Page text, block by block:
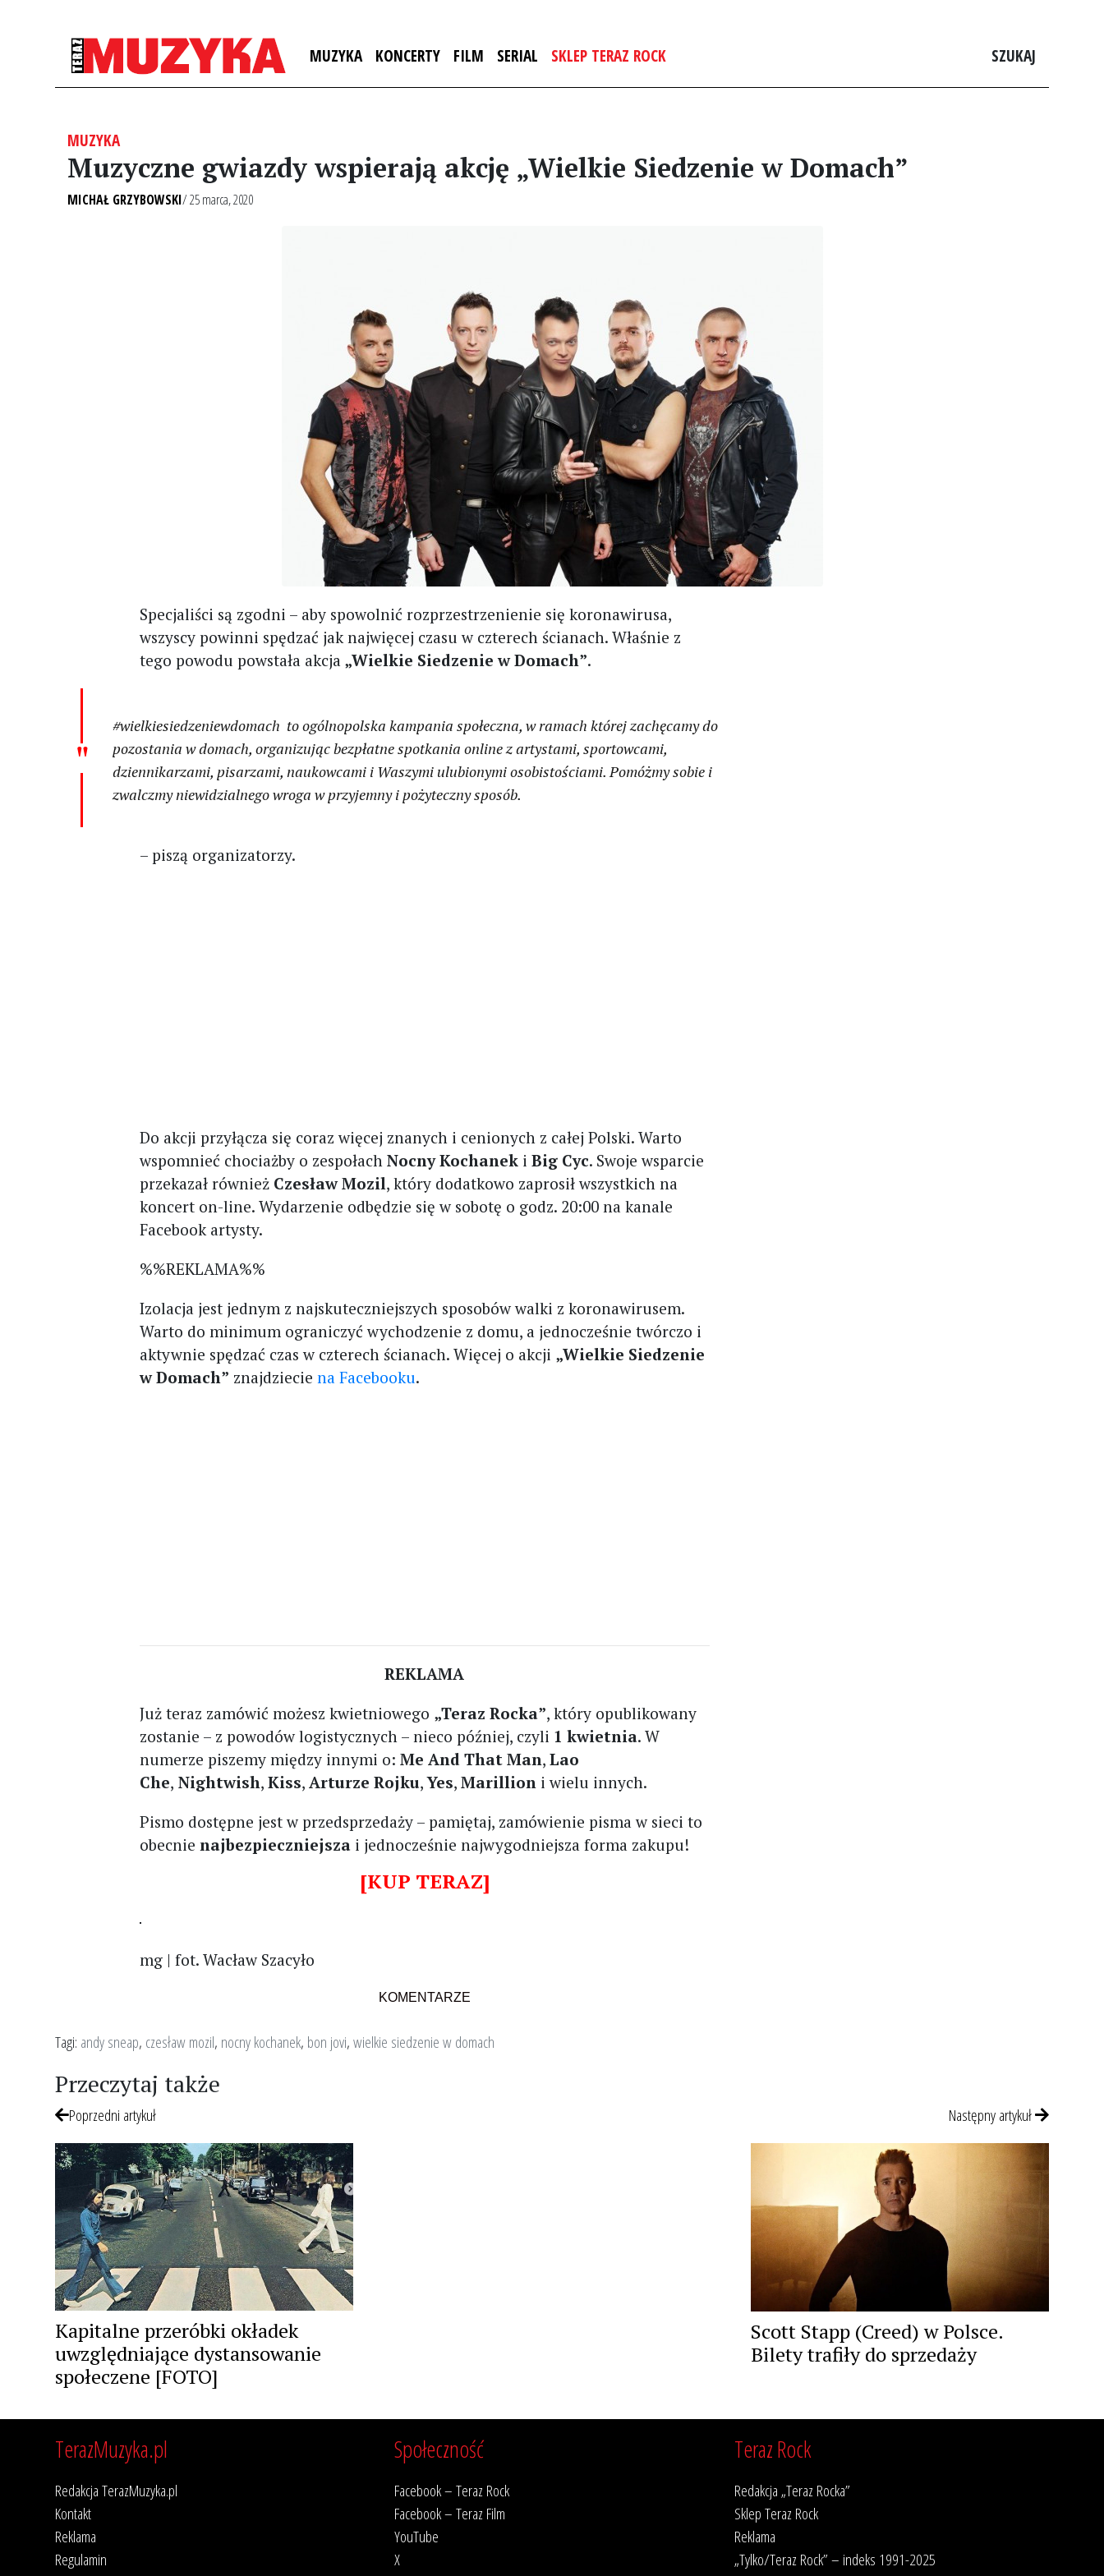
MUZYKA KONCERTY FILM SERIAL SKLEP TERAZ ROCK SZUKAJ
MUZYKA
Muzyczne gwiazdy wspierają akcję „Wielkie Siedzenie w Domach”
MICHAŁ GRZYBOWSKI/ 25 marca, 2020
Specjaliści są zgodni – aby spowolnić rozprzestrzenienie się koronawirusa,
wszyscy powinni spędzać jak najwięcej czasu w czterech ścianach. Właśnie z
tego powodu powstała akcja „Wielkie Siedzenie w Domach”.
#wielkiesiedzeniewdomach to ogólnopolska kampania społeczna, w ramach której zachęcamy do
pozostania w domach, organizując bezpłatne spotkania online z artystami, sportowcami,
dziennikarzami, pisarzami, naukowcami i Waszymi ulubionymi osobistościami. Pomóżmy sobie i
zwalczmy niewidzialnego wroga w przyjemny i pożyteczny sposób.
– piszą organizatorzy.
Do akcji przyłącza się coraz więcej znanych i cenionych z całej Polski. Warto
wspomnieć chociażby o zespołachNocny Kochanek iBig Cyc. Swoje wsparcie
przekazał również Czesław Mozil, który dodatkowo zaprosił wszystkich na
koncert on-line. Wydarzenie odbędzie się w sobotę o godz. 20:00 na kanale
Facebook artysty.
%%REKLAMA%%
Izolacja jest jednym z najskuteczniejszych sposobów walki z koronawirusem.
Warto do minimum ograniczyć wychodzenie z domu, a jednocześnie twórczo i
aktywnie spędzać czas w czterech ścianach. Więcej o akcji „Wielkie Siedzenie
w Domach” znajdzieciena Facebooku.
REKLAMA
Już teraz zamówić możesz kwietniowego „Teraz Rocka”, który opublikowany
zostanie – z powodów logistycznych – nieco później, czyli 1 kwietnia. W
numerze piszemy między innymi o:Me And That Man,Lao
Che, Nightwish,Kiss,Arturze Rojku,Yes,Marillion i wielu innych.
Pismo dostępne jest w przedsprzedaży – pamiętaj, zamówienie pisma w sieci to
obecnienajbezpieczniejsza i jednocześnie najwygodniejsza forma zakupu!
[KUP TERAZ]
mg | fot. Wacław Szacyło
KOMENTARZE
Tagi: andy sneap, czesław mozil, nocny kochanek, bon jovi,wielkie siedzenie w domach
Przeczytaj także
Poprzedni artykuł
Kapitalne przeróbki okładek
uwzględniające dystansowanie
społeczene [FOTO]
Następny artykuł
Scott Stapp (Creed) w Polsce.
Bilety trafiły do sprzedaży
TerazMuzyka.pl
Redakcja TerazMuzyka.pl
Kontakt
Reklama
Regulamin
Społeczność
Facebook – Teraz Rock
Facebook – Teraz Film
YouTube
X
Teraz Rock
Redakcja „Teraz Rocka”
Sklep Teraz Rock
Reklama
„Tylko/Teraz Rock” – indeks 1991-2025